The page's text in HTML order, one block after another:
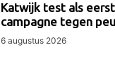
Katwijk test als
campagne tegen
6 augustus 2026